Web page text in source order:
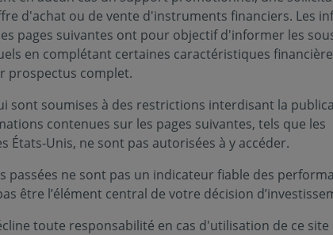
Covéa, groupe réunissant
d'achat ou de vente d'instruments financiers. Les
pages suivantes ont pour objectif d'informer les
en complétant certaines caractéristiques
prospectus complet.
sont soumises à des restrictions interdisant la
contenues sur les pages suivantes, tels que les
États-Unis, ne sont pas autorisées à y accéder.
passées ne sont pas un indicateur fiable des
être l’élément central de votre décision
toute responsabilité en cas d'utilisation de ce